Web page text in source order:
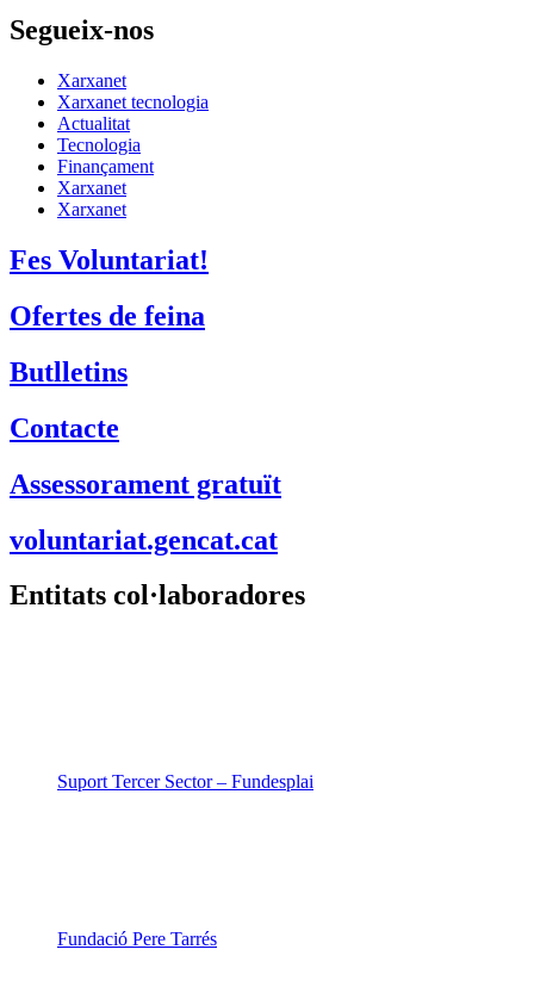
Segueix-nos
Xarxanet
Xarxanet tecnologia
Actualitat
Tecnologia
Finançament
Xarxanet
Xarxanet
Fes Voluntariat!
Ofertes de feina
Butlletins
Contacte
Assessorament gratuït
voluntariat.gencat.cat
Entitats col·laboradores
Suport Tercer Sector – Fundesplai
Fundació Pere Tarrés